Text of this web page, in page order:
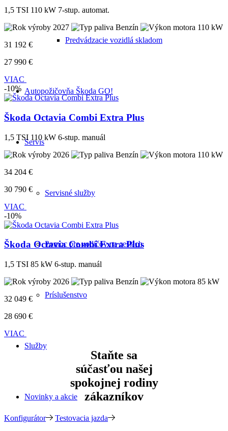
Predvádzacie vozidlá skladom
Autopožičovňa Škoda GO!
Servis
Servisné služby
Pomoc pre vodičov na cestách
Príslušenstvo
Služby
Novinky a akcie
1,5 TSI 110 kW 7-stup. automat.
2027
Benzín
110 kW
31 192 €
27 990 €
VIAC
-10%
Škoda Octavia Combi Extra Plus
1,5 TSI 110 kW 6-stup. manuál
2026
Benzín
110 kW
34 204 €
30 790 €
VIAC
-10%
Škoda Octavia Combi Extra Plus
1,5 TSI 85 kW 6-stup. manuál
2026
Benzín
85 kW
32 049 €
28 690 €
VIAC
Staňte sa
súčasťou našej
spokojnej rodiny
zákazníkov
Konfigurátor Testovacia jazda